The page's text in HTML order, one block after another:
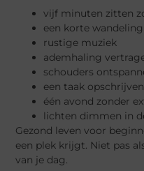
vijf minuten zitten
een korte wandeling
rustige muziek
ademhaling
schouders
een taak
één avond zonder
lichten dimmen in
Gezond leven voor
een plek krijgt. Niet pas
van je dag.